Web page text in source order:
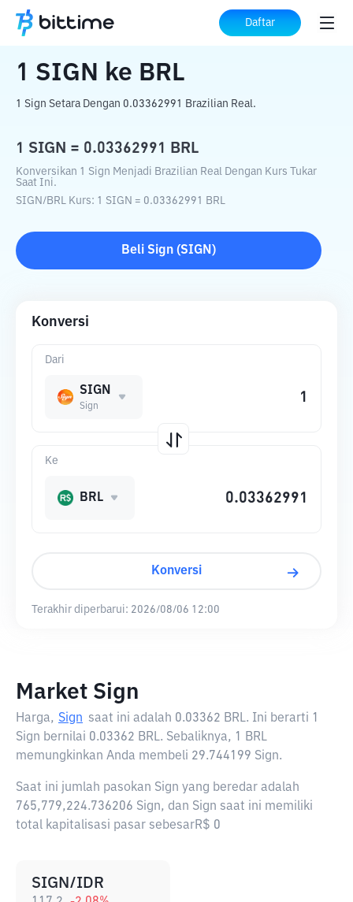
Daftar
Beranda Konverter Kripto BRL
1 SIGN ke BRL
1 Sign Setara Dengan 0.03362991 Brazilian Real.
1 SIGN = 0.03362991 BRL
Konversikan 1 Sign Menjadi Brazilian Real Dengan Kurs Tukar
Saat Ini.
SIGN/BRL Kurs: 1 SIGN = 0.03362991 BRL
Beli Sign (SIGN )
Konversi
Dari
SIGN
Sign
Ke
BRL
Konversi
Terakhir diperbarui: 2026/08/06 12:00
Market Sign
Harga, Sign saat ini adalah 0.03362 BRL. Ini berarti 1
Sign bernilai 0.03362 BRL. Sebaliknya, 1 BRL
memungkinkan Anda membeli 29.744199 Sign.
Saat ini jumlah pasokan Sign yang beredar adalah
765,779,224.736206 Sign, dan Sign saat ini memiliki
total kapitalisasi pasar sebesarR$ 0
SIGN/IDR